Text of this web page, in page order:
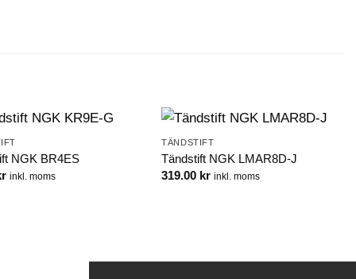
NGK BR4ES
inkl. moms
TÄNDSTIFT
Tändstift NGK LMAR8D-J
319.00 kr inkl. moms